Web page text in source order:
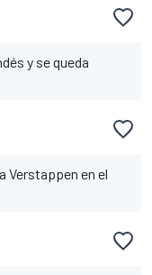
y se queda
Verstappen en el